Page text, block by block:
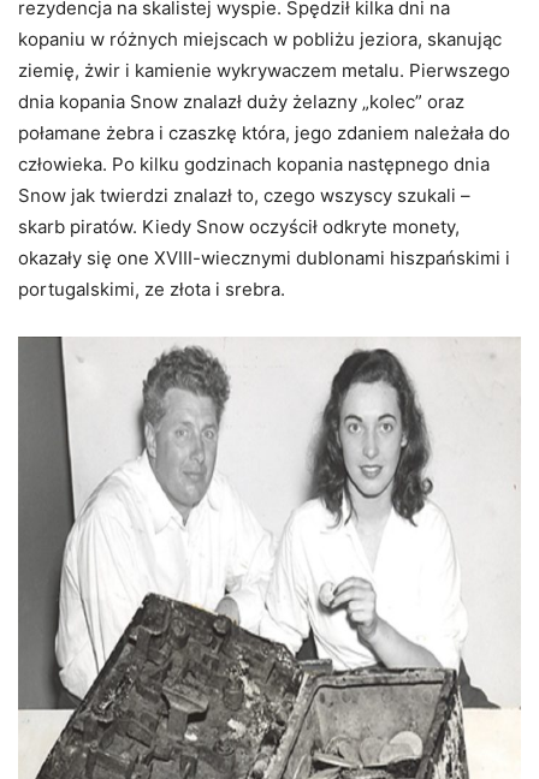
rezydencja na skalistej wyspie. Spędził kilka dni na
kopaniu w różnych miejscach w pobliżu jeziora, skanując
ziemię, żwir i kamienie wykrywaczem metalu. Pierwszego
dnia kopania Snow znalazł duży żelazny „kolec” oraz
połamane żebra i czaszkę która, jego zdaniem należała do
człowieka. Po kilku godzinach kopania następnego dnia
Snow jak twierdzi znalazł to, czego wszyscy szukali –
skarb piratów. Kiedy Snow oczyścił odkryte monety,
okazały się one XVIII-wiecznymi dublonami hiszpańskimi i
portugalskimi, ze złota i srebra.